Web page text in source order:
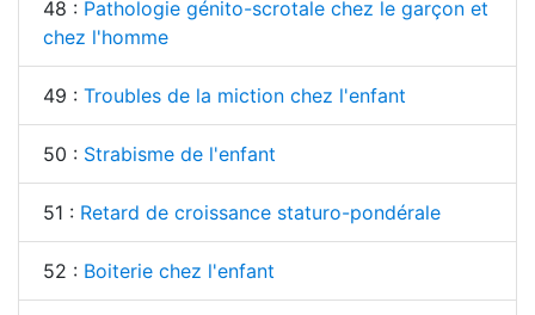
48 : Pathologie génito-scrotale chez le garçon et
chez l'homme
49 : Troubles de la miction chez l'enfant
50 : Strabisme de l'enfant
51 : Retard de croissance staturo-pondérale
52 : Boiterie chez l'enfant